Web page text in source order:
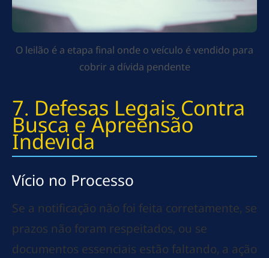
O leilão é a etapa final onde o veículo é vendido para
cobrir a dívida pendente
7. Defesas Legais Contra
Busca e Apreensão
Indevida
Vício no Processo
Se a notificação não foi feita corretamente, se
prazos não foram respeitados, ou se
documentos essenciais estão faltando, a ação